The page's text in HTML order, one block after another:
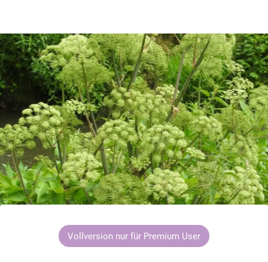
Vollversion nur für Premium User